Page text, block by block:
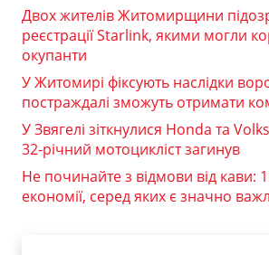
Двох жителів Житомирщини
реєстрації Starlink, якими могли
окупанти
У Житомирі фіксують наслідки
постраждалі зможуть отримати
У Звягелі зіткнулися Honda та
32-річний мотоцикліст загинув
Не починайте з відмови від кави:
економії, серед яких є значно